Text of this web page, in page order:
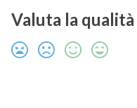
Valuta la